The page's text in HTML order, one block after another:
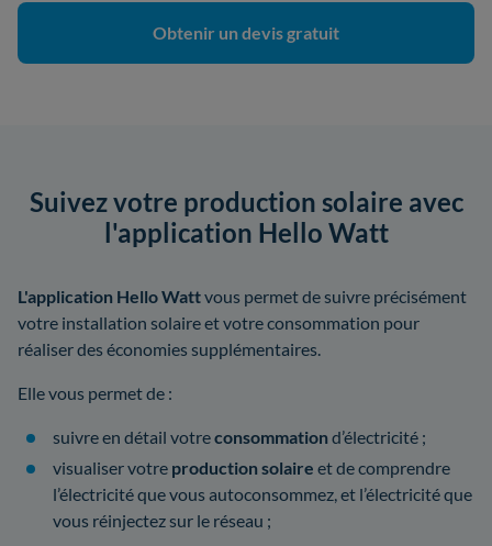
Obtenir un devis gratuit
Suivez votre production solaire avec
l'application Hello Watt
L'application Hello Wattvous permet de suivre précisément
votre installation solaire et votre consommation pour
réaliser des économies supplémentaires.
Elle vous permet de :
suivre en détail votreconsommation d’électricité ;
visualiser votre production solaire et de comprendre
l’électricité que vous autoconsommez, et l’électricité que
vous réinjectez sur le réseau ;